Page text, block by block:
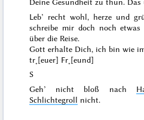
Leb’ recht wohl, herze und
schreibe mir doch noch etwas
über die Reise.
Gott erhalte Dich, ich bin wie
tr˖[euer] Fr˖[eund]
S
Geh’ nicht bloß nach
Schlichtegroll nicht.